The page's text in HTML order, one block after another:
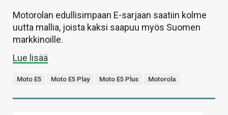
Motorolan edullisimpaan E-sarjaan saatiin kolme
uutta mallia, joista kaksi saapuu myös Suomen
markkinoille.
Lue lisää
Moto E5 Moto E5 Play Moto E5 Plus Motorola